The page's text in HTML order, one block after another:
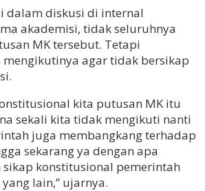
dalam diskusi di internal
akademisi, tidak seluruhnya
MK tersebut. Tetapi
agar tidak bersikap
kita putusan MK itu
sekali kita tidak mengikuti nanti
juga membangkang terhadap
sekarang ya dengan apa
sikap konstitusional pemerintah
lain,” ujarnya.